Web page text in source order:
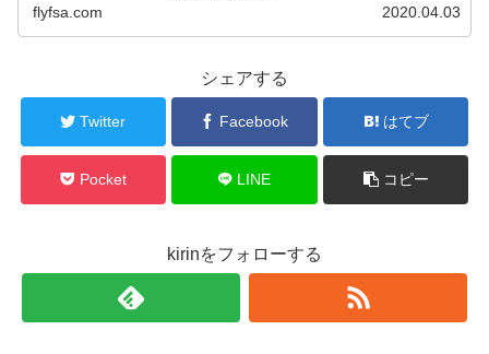
flyfsa.com 2020.04.03
シェアする
Twitter Facebook はてブ
Pocket LINE コピー
kirinをフォローする